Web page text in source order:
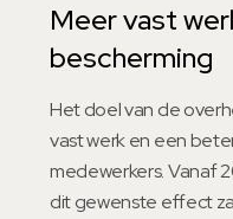
Meer vast
bescherming
Het doel van de
vast werk en een
medewerkers. Vanaf
dit gewenste effect